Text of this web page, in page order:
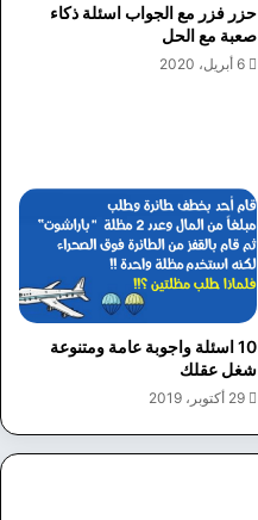
حزر فزر مع الجواب اسئلة ذكاء
صعبة مع الحل
6 أبريل، 2020
10 اسئلة واجوبة عامة ومتنوعة
شغل عقلك
29 أكتوبر، 2019